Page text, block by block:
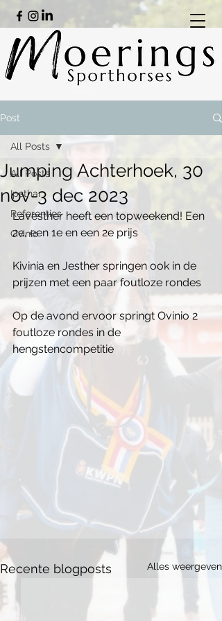
Post
All Posts
Ipsthar
Referenties
Ovinio
All Posts
Jumping Achterhoek, 30
nov-3 dec 2023
Lavesther heeft een topweekend! Een
2e, een 1e en een 2e prijs
Kivinia en Jesther springen ook in de
prijzen met een paar foutloze rondes
Op de avond ervoor springt Ovinio 2
foutloze rondes in de
hengstencompetitie
Recente blogposts Alles weergeven